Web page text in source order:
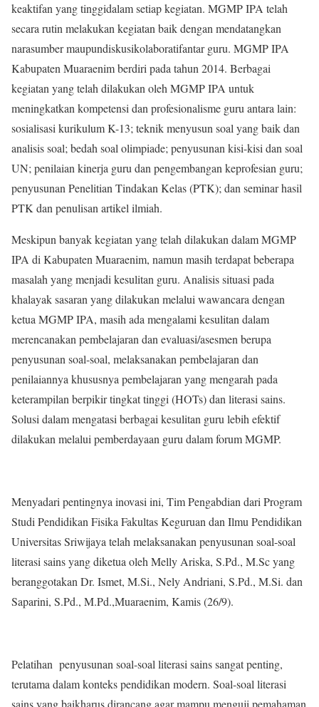
keaktifan yang tinggidalam setiap kegiatan. MGMP IPA telah
secara rutin melakukan kegiatan baik dengan mendatangkan
narasumber maupundiskusikolaboratifantar guru. MGMP IPA
Kabupaten Muaraenim berdiri pada tahun 2014. Berbagai
kegiatan yang telah dilakukan oleh MGMP IPA untuk
meningkatkan kompetensi dan profesionalisme guru antara lain:
sosialisasi kurikulum K-13; teknik menyusun soal yang baik dan
analisis soal; bedah soal olimpiade; penyusunan kisi-kisi dan soal
UN; penilaian kinerja guru dan pengembangan keprofesian guru;
penyusunan Penelitian Tindakan Kelas (PTK); dan seminar hasil
PTK dan penulisan artikel ilmiah.
Meskipun banyak kegiatan yang telah dilakukan dalam MGMP
IPA di Kabupaten Muaraenim, namun masih terdapat beberapa
masalah yang menjadi kesulitan guru. Analisis situasi pada
khalayak sasaran yang dilakukan melalui wawancara dengan
ketua MGMP IPA, masih ada mengalami kesulitan dalam
merencanakan pembelajaran dan evaluasi/asesmen berupa
penyusunan soal-soal, melaksanakan pembelajaran dan
penilaiannya khususnya pembelajaran yang mengarah pada
keterampilan berpikir tingkat tinggi (HOTs) dan literasi sains.
Solusi dalam mengatasi berbagai kesulitan guru lebih efektif
dilakukan melalui pemberdayaan guru dalam forum MGMP.
Menyadari pentingnya inovasi ini, Tim Pengabdian dari Program
Studi Pendidikan Fisika Fakultas Keguruan dan Ilmu Pendidikan
Universitas Sriwijaya telah melaksanakan penyusunan soal-soal
literasi sains yang diketua oleh Melly Ariska, S.Pd., M.Sc yang
beranggotakan Dr. Ismet, M.Si., Nely Andriani, S.Pd., M.Si. dan
Saparini, S.Pd., M.Pd.,Muaraenim, Kamis (26/9).
Pelatihan penyusunan soal-soal literasi sains sangat penting,
terutama dalam konteks pendidikan modern. Soal-soal literasi
sains yang baikharus dirancang agar mampu menguji pemahaman